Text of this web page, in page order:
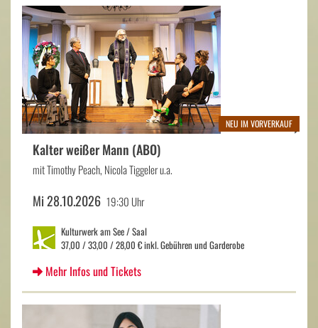
NEU IM VORVERKAUF
Kalter weißer Mann (ABO)
mit Timothy Peach, Nicola Tiggeler u.a.
Mi 28.10.2026 19:30 Uhr
Kulturwerk am See / Saal
37,00 / 33,00 / 28,00 € inkl. Gebühren und Garderobe
Mehr Infos und Tickets